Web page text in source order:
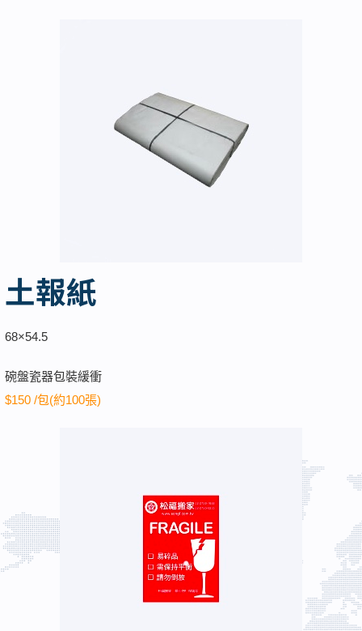
土報紙
68×54.5
碗盤瓷器包裝緩衝
$150 /包(約100張)